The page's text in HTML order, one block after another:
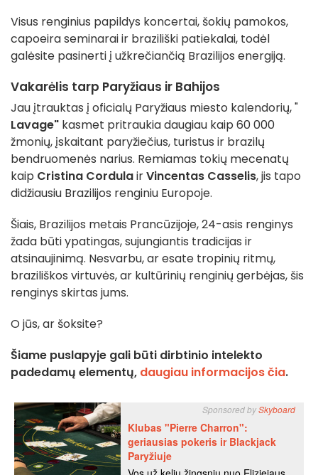
Visus renginius papildys koncertai, šokių pamokos,
capoeira seminarai ir braziliški patiekalai, todėl
galėsite pasinerti į užkrečiančią Brazilijos energiją.
Vakarėlis tarp Paryžiaus ir Bahijos
Jau įtrauktas į oficialų Paryžiaus miesto kalendorių, "
Lavage" kasmet pritraukia daugiau kaip 60 000
žmonių, įskaitant paryžiečius, turistus ir brazilų
bendruomenės narius. Remiamas tokių mecenatų
kaip Cristina CordulairVincentas Casselis, jis tapo
didžiausiu Brazilijos renginiu Europoje.
Šiais, Brazilijos metais Prancūzijoje, 24-asis renginys
žada būti ypatingas, sujungiantis tradicijas ir
atsinaujinimą. Nesvarbu, ar esate tropinių ritmų,
braziliškos virtuvės, ar kultūrinių renginių gerbėjas, šis
renginys skirtas jums.
O jūs, ar šoksite?
Šiame puslapyje gali būti dirbtinio intelekto
padedamų elementų, daugiau informacijos čia.